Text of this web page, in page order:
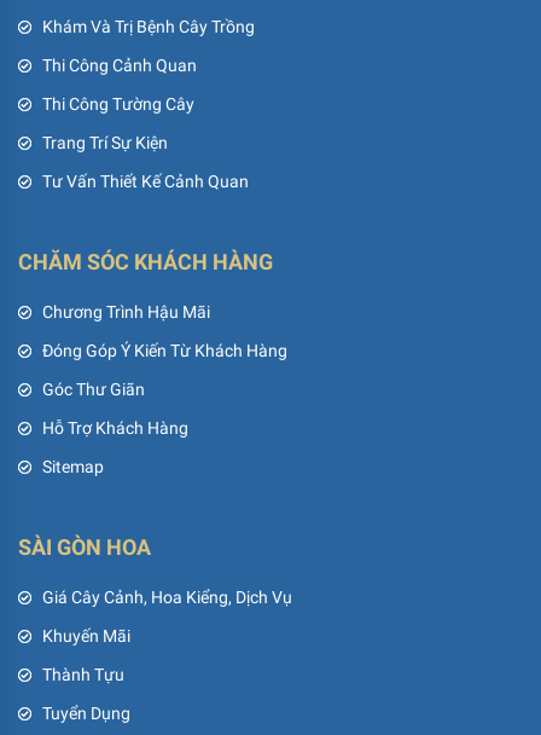
Khám Và Trị Bệnh Cây Trồng
Thi Công Cảnh Quan
Thi Công Tường Cây
Trang Trí Sự Kiện
Tư Vấn Thiết Kế Cảnh Quan
CHĂM SÓC KHÁCH HÀNG
Chương Trình Hậu Mãi
Đóng Góp Ý Kiến Từ Khách Hàng
Góc Thư Giãn
Hỗ Trợ Khách Hàng
Sitemap
SÀI GÒN HOA
Giá Cây Cảnh, Hoa Kiểng, Dịch Vụ
Khuyến Mãi
Thành Tựu
Tuyển Dụng